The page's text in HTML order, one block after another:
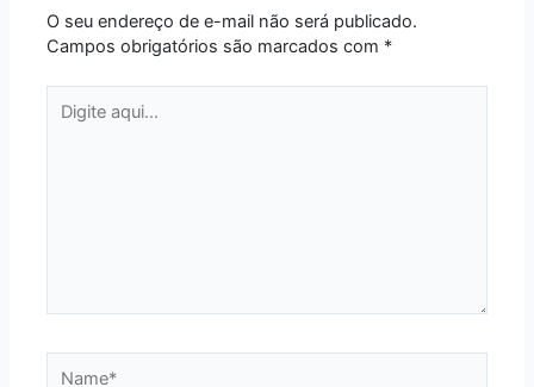
O seu endereço de e-mail não será publicado.
Campos obrigatórios são marcados com *
aqui...